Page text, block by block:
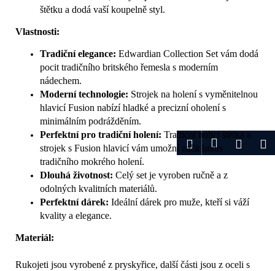
HledatPřihlášení
štětku a dodá vaší koupelně styl.
Vlastnosti:
Tradiční elegance: Edwardian Collection Set vám dodá
pocit tradičního britského řemesla s moderním
nádechem.
Moderní technologie: Strojek na holení s vyměnitelnou
hlavicí Fusion nabízí hladké a precizní oholení s
minimálním podrážděním.
Perfektní pro tradiční holení: Tradiční holicí štětka a
strojek s Fusion hlavicí vám umožní zažít luxus
tradičního mokrého holení.
Dlouhá životnost: Celý set je vyroben ručně a z
odolných kvalitních materiálů.
Perfektní dárek: Ideální dárek pro muže, kteří si váží
kvality a elegance.
Materiál:
Rukojeti jsou vyrobené z pryskyřice, další části jsou z oceli s